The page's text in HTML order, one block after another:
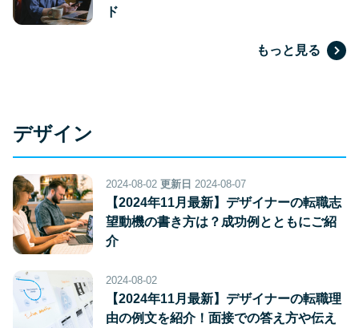
ド
もっと見る
デザイン
2024-08-02 更新日 2024-08-07
【2024年11月最新】デザイナーの転職志
望動機の書き方は？成功例とともにご紹
介
2024-08-02
【2024年11月最新】デザイナーの転職理
由の例文を紹介！面接での答え方や伝え